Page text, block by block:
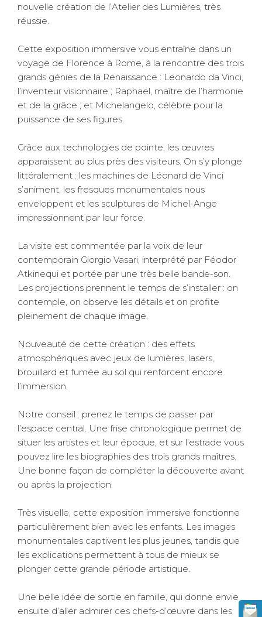
nouvelle création de l’Atelier des Lumières, très
réussie.
Cette exposition immersive vous entraîne dans un
voyage de Florence à Rome, à la rencontre des trois
grands génies de la Renaissance : Leonardo da Vinci,
l’inventeur visionnaire ; Raphael, maître de l’harmonie
et de la grâce ; et Michelangelo, célèbre pour la
puissance de ses figures.
Grâce aux technologies de pointe, les œuvres
apparaissent au plus près des visiteurs. On s’y plonge
littéralement : les machines de Léonard de Vinci
s’animent, les fresques monumentales nous
enveloppent et les sculptures de Michel-Ange
impressionnent par leur force.
La visite est commentée par la voix de leur
contemporain Giorgio Vasari, interprété par Féodor
Atkinequi et portée par une très belle bande-son.
Les projections prennent le temps de s’installer : on
contemple, on observe les détails et on profite
pleinement de chaque image.
Nouveauté de cette création : des effets
atmosphériques avec jeux de lumières, lasers,
brouillard et fumée au sol qui renforcent encore
l’immersion.
Notre conseil : prenez le temps de passer par
l’espace central. Une frise chronologique permet de
situer les artistes et leur époque, et sur l’estrade vous
pouvez lire les biographies des trois grands maîtres.
Une bonne façon de compléter la découverte avant
ou après la projection.
Très visuelle, cette exposition immersive fonctionne
particulièrement bien avec les enfants. Les images
monumentales captivent les plus jeunes, tandis que
les explications permettent à tous de mieux se
plonger cette grande période artistique.
Une belle idée de sortie en famille, qui donne envie
ensuite d’aller admirer ces chefs-d’œuvre dans les